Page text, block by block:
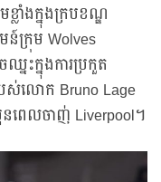
លាំងក្នុងក្របខណ្ឌ
ន៍ក្រុម Wolves
ះក្នុងការប្រកួត
លោក Bruno Lage
នពេលចាញ់ Liverpool។